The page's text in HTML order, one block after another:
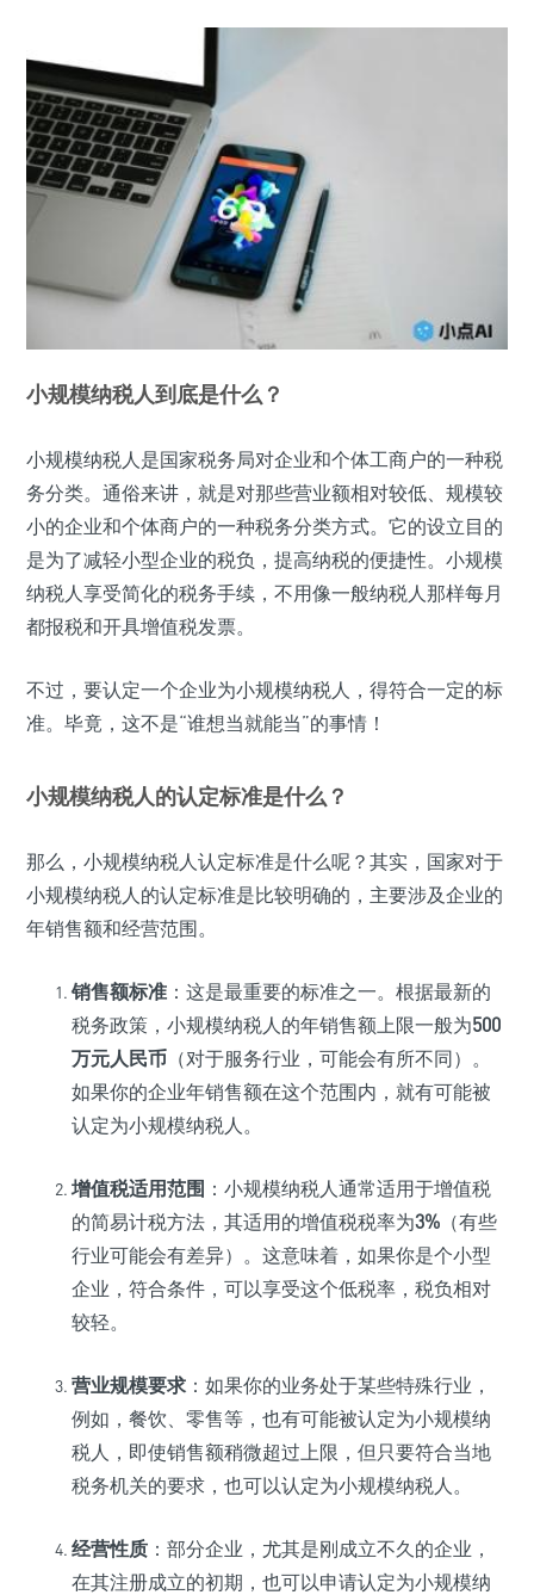
小规模纳税人到底是什么？
小规模纳税人是国家税务局对企业和个体工商户的一种税
务分类。通俗来讲，就是对那些营业额相对较低、规模较
小的企业和个体商户的一种税务分类方式。它的设立目的
是为了减轻小型企业的税负，提高纳税的便捷性。小规模
纳税人享受简化的税务手续，不用像一般纳税人那样每月
都报税和开具增值税发票。
不过，要认定一个企业为小规模纳税人，得符合一定的标
准。毕竟，这不是“谁想当就能当”的事情！
小规模纳税人的认定标准是什么？
那么，小规模纳税人认定标准是什么呢？其实，国家对于
小规模纳税人的认定标准是比较明确的，主要涉及企业的
年销售额和经营范围。
销售额标准 ：这是最重要的标准之一。根据最新的
税务政策，小规模纳税人的年销售额上限一般为500
万元人民币 （对于服务行业，可能会有所不同）。
如果你的企业年销售额在这个范围内，就有可能被
认定为小规模纳税人。
增值税适用范围 ：小规模纳税人通常适用于增值税
的简易计税方法，其适用的增值税税率为3% （有些
行业可能会有差异）。这意味着，如果你是个小型
企业，符合条件，可以享受这个低税率，税负相对
较轻。
营业规模要求 ：如果你的业务处于某些特殊行业，
例如，餐饮、零售等，也有可能被认定为小规模纳
税人，即使销售额稍微超过上限，但只要符合当地
税务机关的要求，也可以认定为小规模纳税人。
经营性质 ：部分企业，尤其是刚成立不久的企业，
在其注册成立的初期，也可以申请认定为小规模纳